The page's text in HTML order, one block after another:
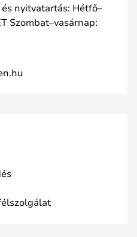
nyitvatartás: Hétfő–
Szombat–vasárnap: